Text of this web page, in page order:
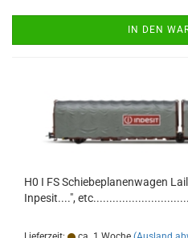
IN DEN
H0 I FS Schiebeplanenwagen
Inpesit....",